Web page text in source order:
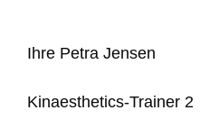
Ihre Petra Jensen
Kinaesthetics-Trainer 2